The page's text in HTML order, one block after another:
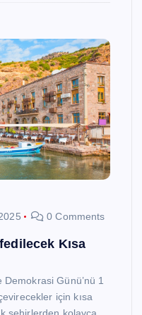
0 Comments
Kısa
Günü’nü 1
için kısa